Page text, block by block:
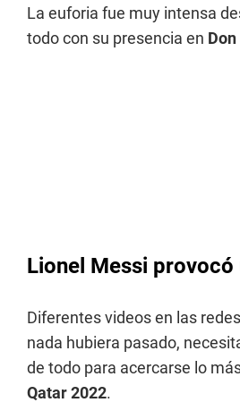
La euforia fue muy intensa
todo con su presencia en
Lionel Messi provocó
Diferentes videos en las
nada hubiera pasado,
de todo para acercarse lo
Qatar 2022.